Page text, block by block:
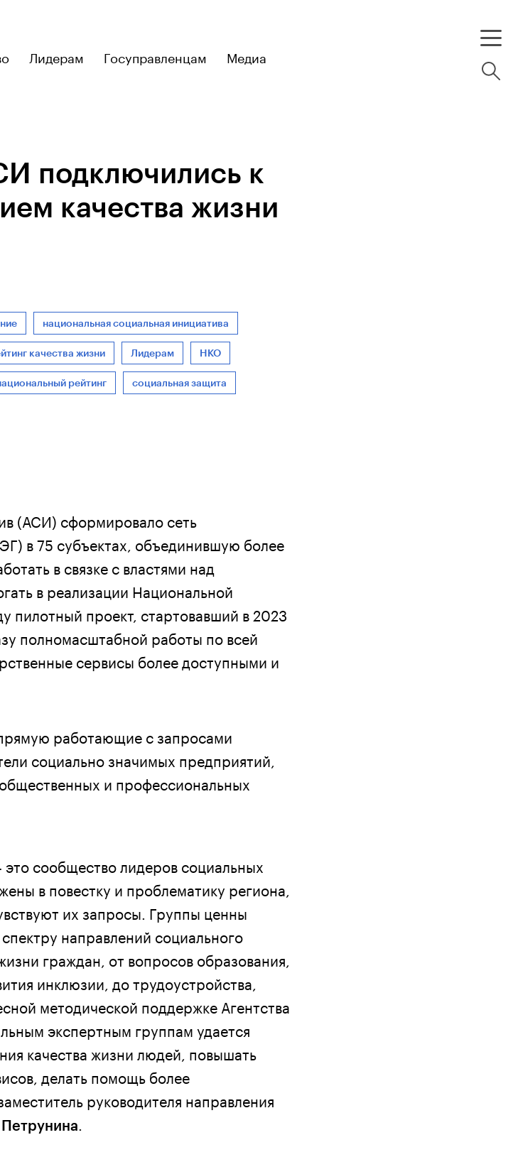
Лидерам Госуправленцам Медиа
подключились к
качества жизни
национальная социальная инициатива
качества жизни Лидерам НКО
рейтинг социальная защита
(АСИ) сформировало сеть
в 75 субъектах, объединившую более
в связке с властями над
в реализации Национальной
пилотный проект, стартовавший в 2023
полномасштабной работы по всей
сервисы более доступными и
работающие с запросами
социально значимых предприятий,
и профессиональных
это сообщество лидеров социальных
в повестку и проблематику региона,
их запросы. Группы ценны
направлений социального
граждан, от вопросов образования,
инклюзии, до трудоустройства,
методической поддержке Агентства
экспертным группам удается
качества жизни людей, повышать
делать помощь более
руководителя направления